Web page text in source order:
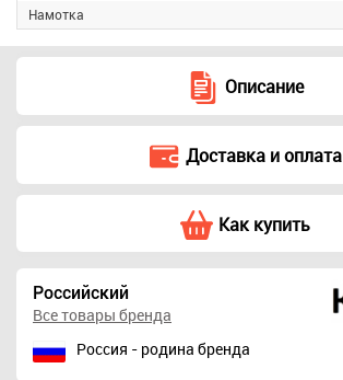
Намотка
Описание
Доставка и оплата
Как купить
Российский
Все товары бренда
Россия - родина бренда